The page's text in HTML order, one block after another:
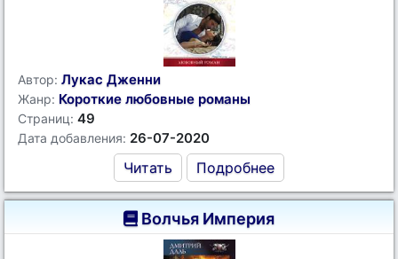
Автор: Лукас Дженни
Жанр: Короткие любовные романы
Страниц: 49
Дата добавления: 26-07-2020
Читать Подробнее
Волчья Империя